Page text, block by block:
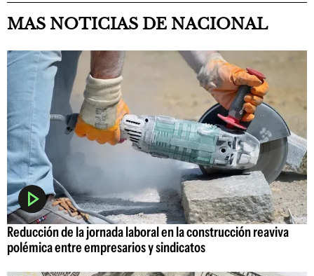
MAS NOTICIAS DE NACIONAL
Reducción de la jornada laboral en la construcción reaviva
polémica entre empresarios y sindicatos